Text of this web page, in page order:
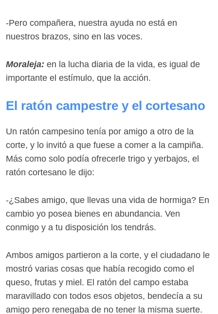
-Pero compañera, nuestra ayuda no está en
nuestros brazos, sino en las voces.
Moraleja: en la lucha diaria de la vida, es igual de
importante el estímulo, que la acción.
El ratón campestre y el cortesano
Un ratón campesino tenía por amigo a otro de la
corte, y lo invitó a que fuese a comer a la campiña.
Más como solo podía ofrecerle trigo y yerbajos, el
ratón cortesano le dijo:
-¿Sabes amigo, que llevas una vida de hormiga? En
cambio yo posea bienes en abundancia. Ven
conmigo y a tu disposición los tendrás.
Ambos amigos partieron a la corte, y el ciudadano le
mostró varias cosas que había recogido como el
queso, frutas y miel. El ratón del campo estaba
maravillado con todos esos objetos, bendecía a su
amigo pero renegaba de no tener la misma suerte.